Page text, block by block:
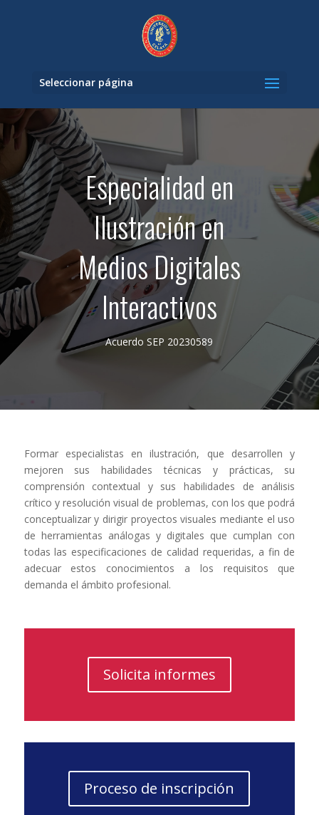
Seleccionar página
Especialidad en
Ilustración en
Medios Digitales
Interactivos
Acuerdo SEP 20230589
Formar especialistas en ilustración, que desarrollen y
mejoren sus habilidades técnicas y prácticas, su
comprensión contextual y sus habilidades de análisis
crítico y resolución visual de problemas, con los que podrá
conceptualizar y dirigir proyectos visuales mediante el uso
de herramientas análogas y digitales que cumplan con
todas las especificaciones de calidad requeridas, a fin de
adecuar estos conocimientos a los requisitos que
demanda el ámbito profesional.
Solicita informes
Proceso de inscripción